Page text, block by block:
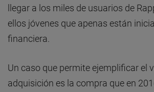
llegar a los miles de usuarios de
ellos jóvenes que apenas están
financiera.
Un caso que permite ejemplificar el
adquisición es la compra que en